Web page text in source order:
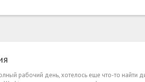
рабочий день, хотелось еще что-то найти